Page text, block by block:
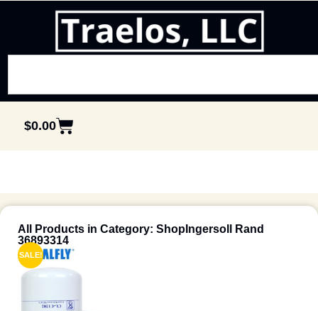
$0.00
All Products in Category: ShopIngersoll Rand
36893314
SALE!